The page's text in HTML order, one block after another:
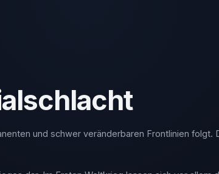
und schwer veränderbaren Frontlinien